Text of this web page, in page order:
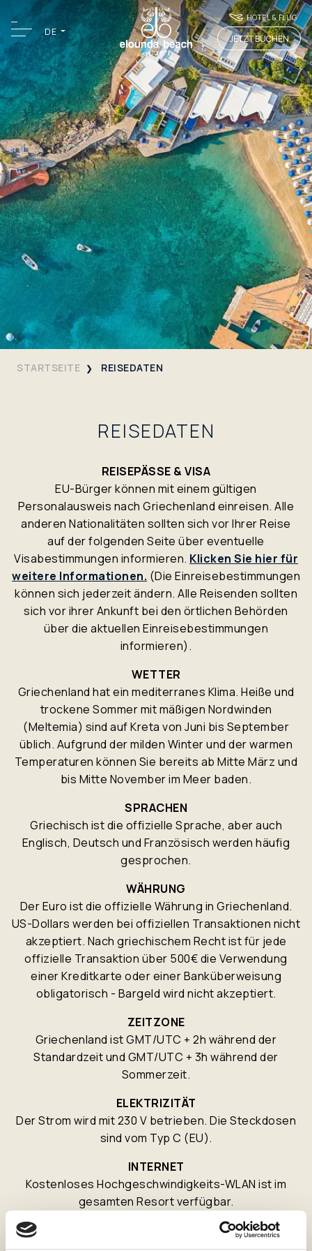
DE
HOTEL & FLUG
JETZT BUCHEN
STARTSEITE REISEDATEN
REISEDATEN
REISEPÄSSE & VISA
EU-Bürger können mit einem gültigen
Personalausweis nach Griechenland einreisen. Alle
anderen Nationalitäten sollten sich vor Ihrer Reise
auf der folgenden Seite über eventuelle
Visabestimmungen informieren. Klicken Sie hier für
weitere Informationen. (Die Einreisebestimmungen
können sich jederzeit ändern. Alle Reisenden sollten
sich vor ihrer Ankunft bei den örtlichen Behörden
über die aktuellen Einreisebestimmungen
informieren).
WETTER
Griechenland hat ein mediterranes Klima. Heiße und
trockene Sommer mit mäßigen Nordwinden
(Meltemia) sind auf Kreta von Juni bis September
üblich. Aufgrund der milden Winter und der warmen
Temperaturen können Sie bereits ab Mitte März und
bis Mitte November im Meer baden.
SPRACHEN
Griechisch ist die offizielle Sprache, aber auch
Englisch, Deutsch und Französisch werden häufig
gesprochen.
WÄHRUNG
Der Euro ist die offizielle Währung in Griechenland.
US-Dollars werden bei offiziellen Transaktionen nicht
akzeptiert. Nach griechischem Recht ist für jede
offizielle Transaktion über 500€ die Verwendung
einer Kreditkarte oder einer Banküberweisung
obligatorisch - Bargeld wird nicht akzeptiert.
ZEITZONE
Griechenland ist GMT/UTC + 2h während der
Standardzeit und GMT/UTC + 3h während der
Sommerzeit.
ELEKTRIZITÄT
Der Strom wird mit 230 V betrieben. Die Steckdosen
sind vom Typ C (EU).
INTERNET
Kostenloses Hochgeschwindigkeits-WLAN ist im
gesamten Resort verfügbar.
CHECK-IN UND CHECK-OUT
Der Check-in erfolgt um 15 Uhr Ortszeit. Der Check-